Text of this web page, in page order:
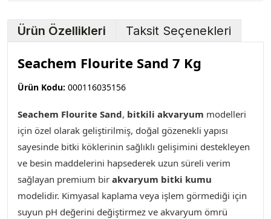
Ürün Özellikleri Taksit Seçenekleri
Seachem Flourite Sand 7 Kg
Ürün Kodu: 000116035156
Seachem Flourite Sand, bitkili akvaryum modelleri
için özel olarak geliştirilmiş, doğal gözenekli yapısı
sayesinde bitki köklerinin sağlıklı gelişimini destekleyen
ve besin maddelerini hapsederek uzun süreli verim
sağlayan premium bir akvaryum bitki kumu
modelidir. Kimyasal kaplama veya işlem görmediği için
suyun pH değerini değiştirmez ve akvaryum ömrü